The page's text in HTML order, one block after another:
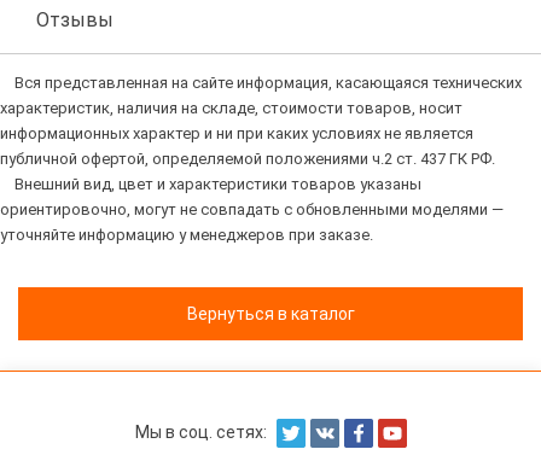
Отзывы
Вся представленная на сайте информация, касающаяся технических
характеристик, наличия на складе, стоимости товаров, носит
информационных характер и ни при каких условиях не является
публичной офертой, определяемой положениями ч.2 ст. 437 ГК РФ.
Внешний вид, цвет и характеристики товаров указаны
ориентировочно, могут не совпадать с обновленными моделями —
уточняйте информацию у менеджеров при заказе.
Вернуться в каталог
Мы в соц. сетях: